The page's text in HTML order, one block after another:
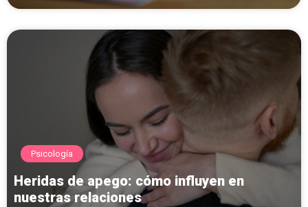
Psicología
Heridas de apego: cómo influyen en
nuestras relaciones